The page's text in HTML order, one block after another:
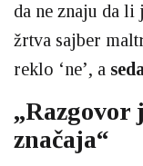
da ne znaju da
žrtva sajber
reklo ‘ne’, a
„Razgovor
značaja“